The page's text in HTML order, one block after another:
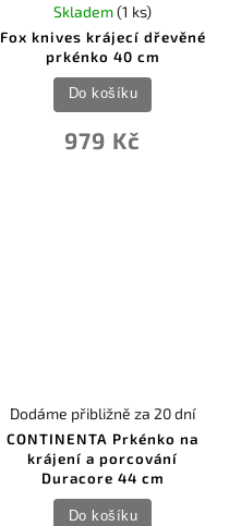
Fox knives krájecí dřevěné
prkénko 40 cm
Skladem(1 ks)
979 Kč
Do košíku
CONTINENTA Prkénko na
krájení a porcování
Duracore 44 cm
Dodáme přibližně za 20 dní
Do košíku